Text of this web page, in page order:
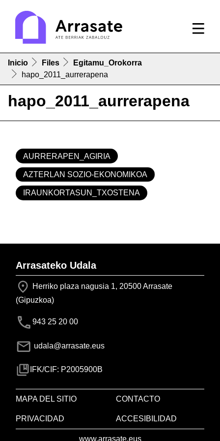
Inicio Files
Egitamu_Orokorra
hapo_2011_aurrerapena
hapo_2011_aurrerapena
AURRERAPEN_AGIRIA
AZTERLAN SOZIO-EKONOMIKOA
IRAUNKORTASUN_TXOSTENA
Arrasateko Udala
Herriko plaza nagusia 1, 20500 Arrasate
(Gipuzkoa)
943 25 20 00
udala@arrasate.eus
IFK/CIF: P2005900B
MAPA DEL SITIO CONTACTO
PRIVACIDAD ACCESIBILIDAD
www.arrasate.eus